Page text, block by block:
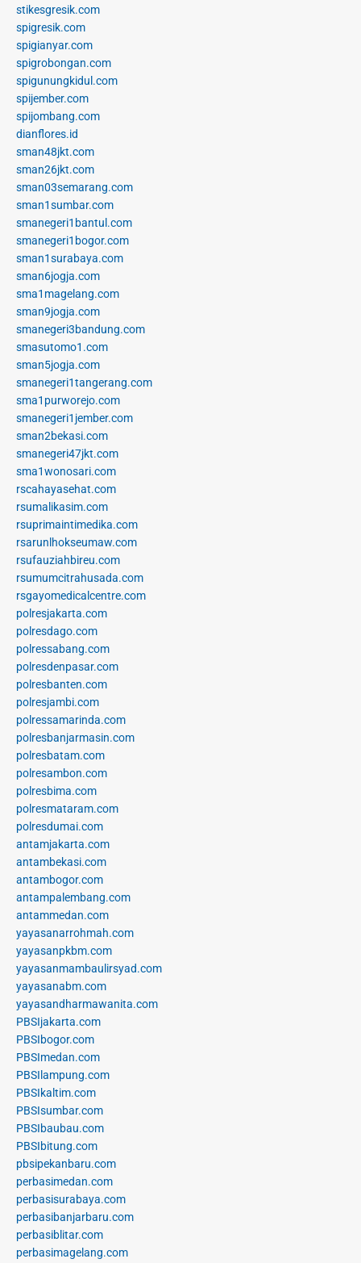
stikesgresik.com
spigresik.com
spigianyar.com
spigrobongan.com
spigunungkidul.com
spijember.com
spijombang.com
dianflores.id
sman48jkt.com
sman26jkt.com
sman03semarang.com
sman1sumbar.com
smanegeri1bantul.com
smanegeri1bogor.com
sman1surabaya.com
sman6jogja.com
sma1magelang.com
sman9jogja.com
smanegeri3bandung.com
smasutomo1.com
sman5jogja.com
smanegeri1tangerang.com
sma1purworejo.com
smanegeri1jember.com
sman2bekasi.com
smanegeri47jkt.com
sma1wonosari.com
rscahayasehat.com
rsumalikasim.com
rsuprimaintimedika.com
rsarunlhokseumaw.com
rsufauziahbireu.com
rsumumcitrahusada.com
rsgayomedicalcentre.com
polresjakarta.com
polresdago.com
polressabang.com
polresdenpasar.com
polresbanten.com
polresjambi.com
polressamarinda.com
polresbanjarmasin.com
polresbatam.com
polresambon.com
polresbima.com
polresmataram.com
polresdumai.com
antamjakarta.com
antambekasi.com
antambogor.com
antampalembang.com
antammedan.com
yayasanarrohmah.com
yayasanpkbm.com
yayasanmambaulirsyad.com
yayasanabm.com
yayasandharmawanita.com
PBSIjakarta.com
PBSIbogor.com
PBSImedan.com
PBSIlampung.com
PBSIkaltim.com
PBSIsumbar.com
PBSIbaubau.com
PBSIbitung.com
pbsipekanbaru.com
perbasimedan.com
perbasisurabaya.com
perbasibanjarbaru.com
perbasiblitar.com
perbasimagelang.com